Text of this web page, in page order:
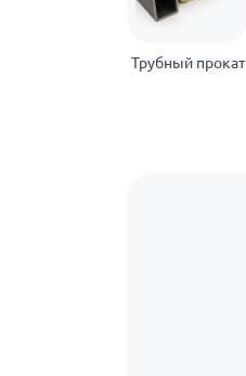
Трубный прокат